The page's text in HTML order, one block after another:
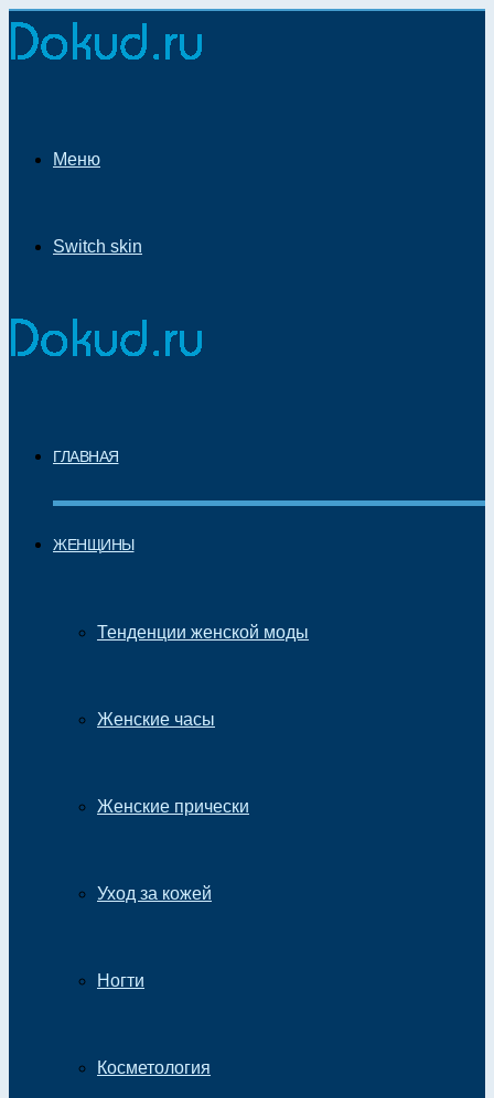
Меню
Switch skin
ГЛАВНАЯ
ЖЕНЩИНЫ
Тенденции женской моды
Женские часы
Женские прически
Уход за кожей
Ногти
Косметология